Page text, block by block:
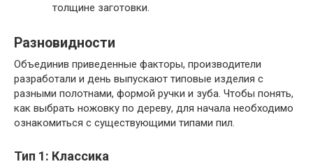
толщине заготовки.
Разновидности
Объединив приведенные факторы, производители
разработали и день выпускают типовые изделия с
разными полотнами, формой ручки и зуба. Чтобы понять,
как выбрать ножовку по дереву, для начала необходимо
ознакомиться с существующими типами пил.
Тип 1: Классика